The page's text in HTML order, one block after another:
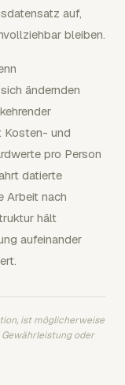
auf,
bleiben.
ändernden
Kosten- und
pro Person
datierte
Arbeit nach
hält
aufeinander
ist möglicherweise
oder